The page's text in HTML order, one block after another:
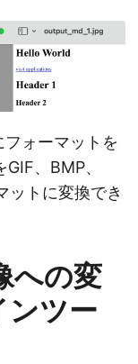
フォーマットを
、BMP、
ットに変換でき
への変
ンツー